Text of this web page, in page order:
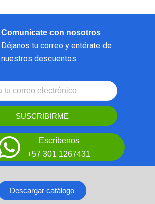
Comunícate con nosotros
Déjanos tu correo y entérate de
nuestros descuentos
SUSCRIBIRME
Escríbenos
+57 301 1267431
Descargar catálogo